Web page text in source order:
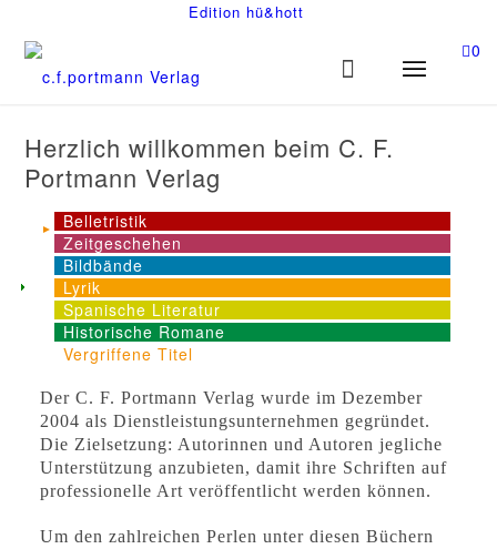
Edition hü&hott
0
Herzlich willkommen beim C. F.
Portmann Verlag
Belletristik
Zeitgeschehen
Bildbände
Lyrik
Spanische Literatur
Historische Romane
Vergriffene Titel
Der C. F. Portmann Verlag wurde im Dezember
2004 als Dienstleistungsunternehmen gegründet.
Die Zielsetzung: Autorinnen und Autoren jegliche
Unterstützung anzubieten, damit ihre Schriften auf
professionelle Art veröffentlicht werden können.
Um den zahlreichen Perlen unter diesen Büchern